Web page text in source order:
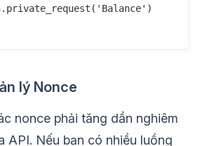
lý Nonce
nonce phải tăng dần nghiêm
API. Nếu bạn có nhiều luồng